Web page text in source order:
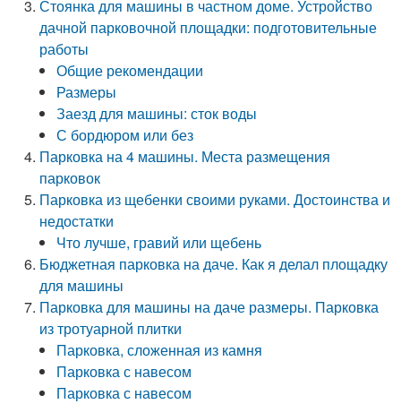
Стоянка для машины в частном доме. Устройство
дачной парковочной площадки: подготовительные
работы
Общие рекомендации
Размеры
Заезд для машины: сток воды
С бордюром или без
Парковка на 4 машины. Места размещения
парковок
Парковка из щебенки своими руками. Достоинства и
недостатки
Что лучше, гравий или щебень
Бюджетная парковка на даче. Как я делал площадку
для машины
Парковка для машины на даче размеры. Парковка
из тротуарной плитки
Парковка, сложенная из камня
Парковка с навесом
Парковка с навесом